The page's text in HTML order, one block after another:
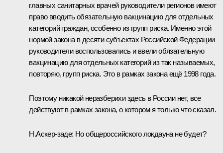
главных санитарных врачей руководители регионов имеют
право вводить обязательную вакцинацию для отдельных
категорий граждан, особенно из групп риска. Именно этой
нормой закона в десяти субъектах Российской Федерации
руководители воспользовались и ввели обязательную
вакцинацию для отдельных категорий из так называемых,
повторяю, групп риска. Это в рамках закона ещё 1998 года.
Поэтому никакой неразберихи здесь в России нет, все
действуют в рамках закона, о котором я только что сказал.
Н.Аскер-заде: Но общероссийского локдауна не будет?